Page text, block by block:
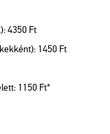
4350 Ft
1450 Ft
1150 Ft*